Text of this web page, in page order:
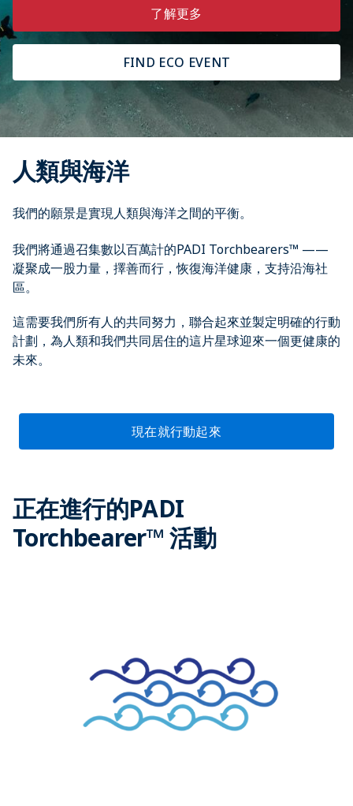
了解更多
FIND ECO EVENT
人類與海洋
我們的願景是實現人類與海洋之間的平衡。
我們將通過召集數以百萬計的PADI Torchbearers™ ——
凝聚成一股力量，擇善而行，恢復海洋健康，支持沿海社
區。
這需要我們所有人的共同努力，聯合起來並製定明確的行動
計劃，為人類和我們共同居住的這片星球迎來一個更健康的
未來。
現在就行動起來
正在進行的PADI
Torchbearer™ 活動